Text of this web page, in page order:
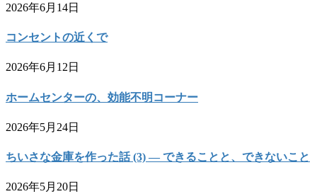
2026年6月14日
コンセントの近くで
2026年6月12日
ホームセンターの、効能不明コーナー
2026年5月24日
ちいさな金庫を作った話 (3) — できることと、できないこと
2026年5月20日